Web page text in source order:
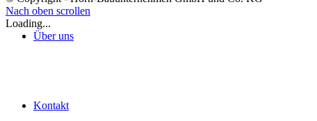
Über uns
Kontakt
Nach oben scrollen
Loading...